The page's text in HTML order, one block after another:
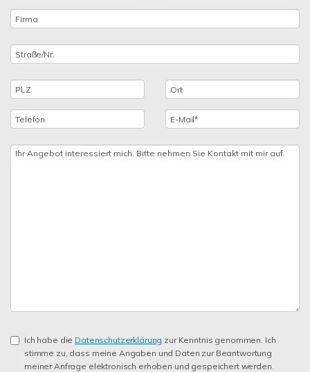
Ich habe die Datenschutzerklärung zur Kenntnis genommen. Ich
stimme zu, dass meine Angaben und Daten zur Beantwortung
meiner Anfrage elektronisch erhoben und gespeichert werden.